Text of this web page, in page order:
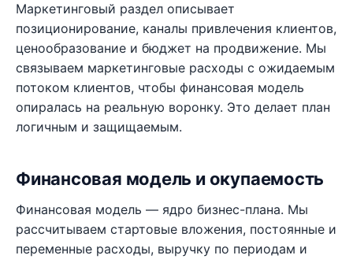
Маркетинговый раздел описывает
позиционирование, каналы привлечения клиентов,
ценообразование и бюджет на продвижение. Мы
связываем маркетинговые расходы с ожидаемым
потоком клиентов, чтобы финансовая модель
опиралась на реальную воронку. Это делает план
логичным и защищаемым.
Финансовая модель и окупаемость
Финансовая модель — ядро бизнес-плана. Мы
рассчитываем стартовые вложения, постоянные и
переменные расходы, выручку по периодам и